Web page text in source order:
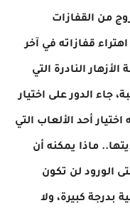
من القفازات
قفازاته في آخر
النادرة التي
جاء الدور على اختيار
أحد الألعاب التي
ماذا يمكنه أن
الورود لن تكون
بدرجة كبيرة، ولا